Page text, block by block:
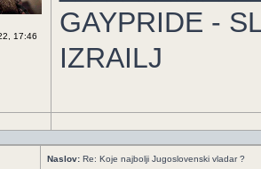
17:46
GAYPRIDE -
IZRAILJ
Naslov: Re: Koje najbolji Jugoslovenski vladar ?